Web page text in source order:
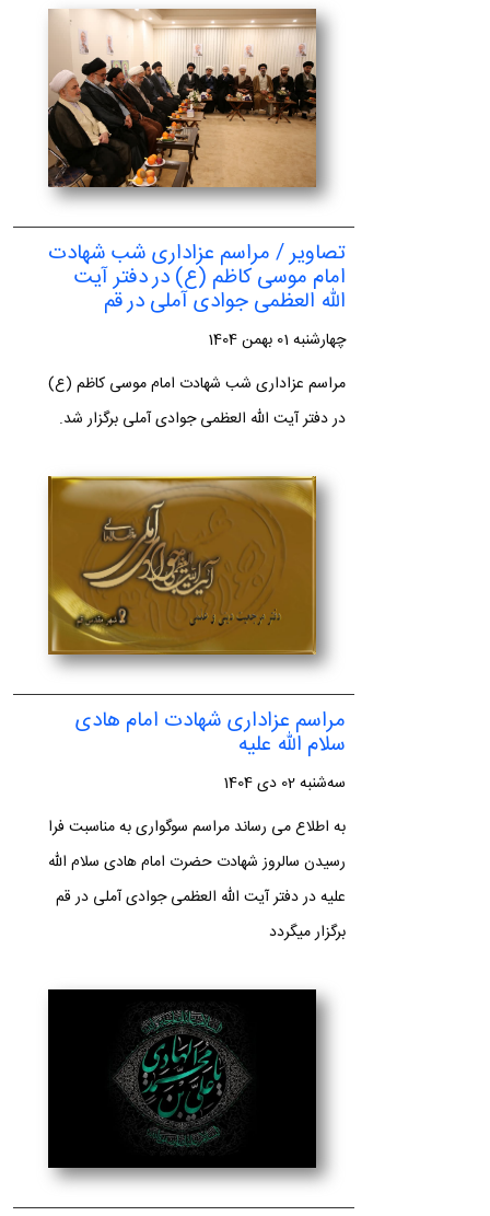
تصاویر / مراسم عزاداری شب شهادت
امام موسی کاظم (ع) در دفتر آیت
الله العظمی جوادی آملی در قم
چهارشنبه 01 بهمن 1404
مراسم عزاداری شب شهادت امام موسی کاظم (ع)
در دفتر آیت الله العظمی جوادی آملی برگزار شد.
مراسم عزاداری شهادت امام هادی
سلام الله علیه
سه‌شنبه 02 دی 1404
به اطلاع می رساند مراسم سوگواری به مناسبت فرا
رسیدن سالروز شهادت حضرت امام هادی سلام الله
علیه در دفتر آیت الله العظمی جوادی آملی در قم
برگزار میگردد